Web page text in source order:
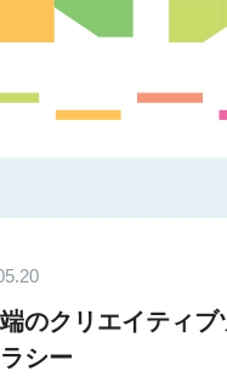
のクリエイティ
シー